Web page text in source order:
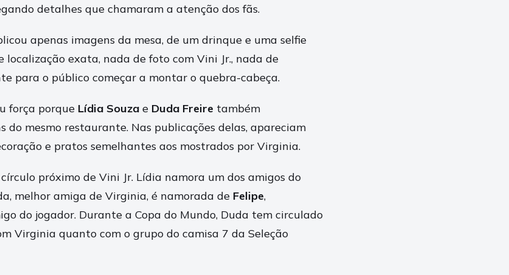
detalhes que chamaram a atenção dos fãs.
apenas imagens da mesa, de um drinque e uma selfie
localização exata, nada de foto com Vini Jr., nada de
para o público começar a montar o quebra-cabeça.
força porque Lídia Souza e Duda Freire também
do mesmo restaurante. Nas publicações delas, apareciam
e pratos semelhantes aos mostrados por Virginia.
próximo de Vini Jr. Lídia namora um dos amigos do
melhor amiga de Virginia, é namorada de Felipe,
do jogador. Durante a Copa do Mundo, Duda tem circulado
Virginia quanto com o grupo do camisa 7 da Seleção